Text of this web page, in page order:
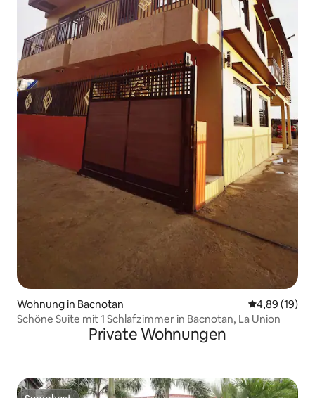
Wohnung in Bacnotan
4,89 (19)
Schöne Suite mit 1 Schlafzimmer in Bacnotan, La Union
Private Wohnungen